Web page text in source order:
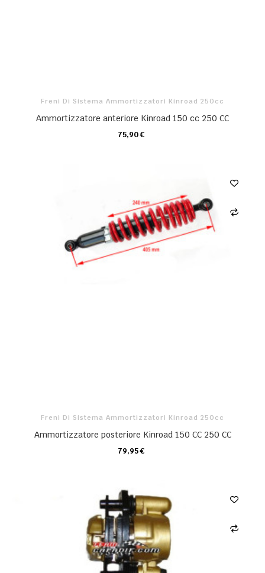
Freni Di Sistema Ammortizzatori Kinroad 250cc
Ammortizzatore anteriore Kinroad 150 cc 250 CC
75,90 €
CARRELLO
Freni Di Sistema Ammortizzatori Kinroad 250cc
Ammortizzatore posteriore Kinroad 150 CC 250 CC
79,95 €
CARRELLO